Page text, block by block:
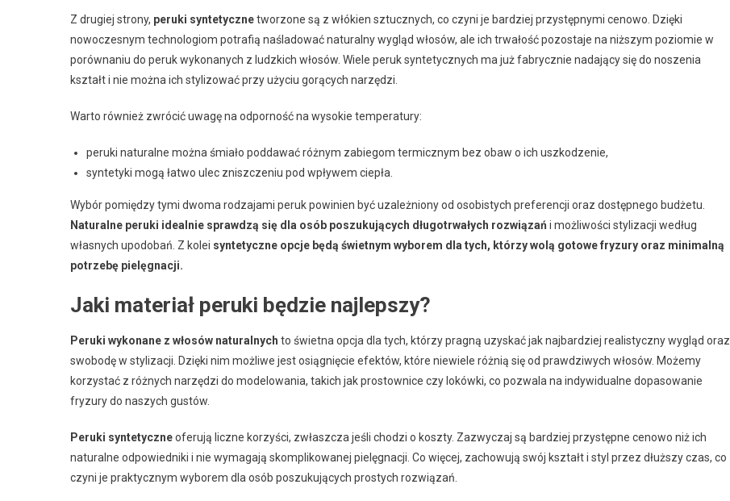
Z drugiej strony, peruki syntetycznetworzone są z włókien sztucznych, co czyni je bardziej przystępnymi cenowo. Dzięki
nowoczesnym technologiom potrafią naśladować naturalny wygląd włosów, ale ich trwałość pozostaje na niższym poziomie w
porównaniu do peruk wykonanych z ludzkich włosów. Wiele peruk syntetycznych ma już fabrycznie nadający się do noszenia
kształt i nie można ich stylizować przy użyciu gorących narzędzi.
Warto również zwrócić uwagę na odporność na wysokie temperatury:
peruki naturalne można śmiało poddawać różnym zabiegom termicznym bez obaw o ich uszkodzenie,
syntetyki mogą łatwo ulec zniszczeniu pod wpływem ciepła.
Wybór pomiędzy tymi dwoma rodzajami peruk powinien być uzależniony od osobistych preferencji oraz dostępnego budżetu.
Naturalne peruki idealnie sprawdzą się dla osób poszukujących długotrwałych rozwiązań i możliwości stylizacji według
własnych upodobań. Z kolei syntetyczne opcje będą świetnym wyborem dla tych, którzy wolą gotowe fryzury oraz minimalną
potrzebę pielęgnacji.
Jaki materiał peruki będzie najlepszy?
Peruki wykonane z włosów naturalnych to świetna opcja dla tych, którzy pragną uzyskać jak najbardziej realistyczny wygląd oraz
swobodę w stylizacji. Dzięki nim możliwe jest osiągnięcie efektów, które niewiele różnią się od prawdziwych włosów. Możemy
korzystać z różnych narzędzi do modelowania, takich jak prostownice czy lokówki, co pozwala na indywidualne dopasowanie
fryzury do naszych gustów.
Peruki syntetyczneoferują liczne korzyści, zwłaszcza jeśli chodzi o koszty. Zazwyczaj są bardziej przystępne cenowo niż ich
naturalne odpowiedniki i nie wymagają skomplikowanej pielęgnacji. Co więcej, zachowują swój kształt i styl przez dłuższy czas, co
czyni je praktycznym wyborem dla osób poszukujących prostych rozwiązań.